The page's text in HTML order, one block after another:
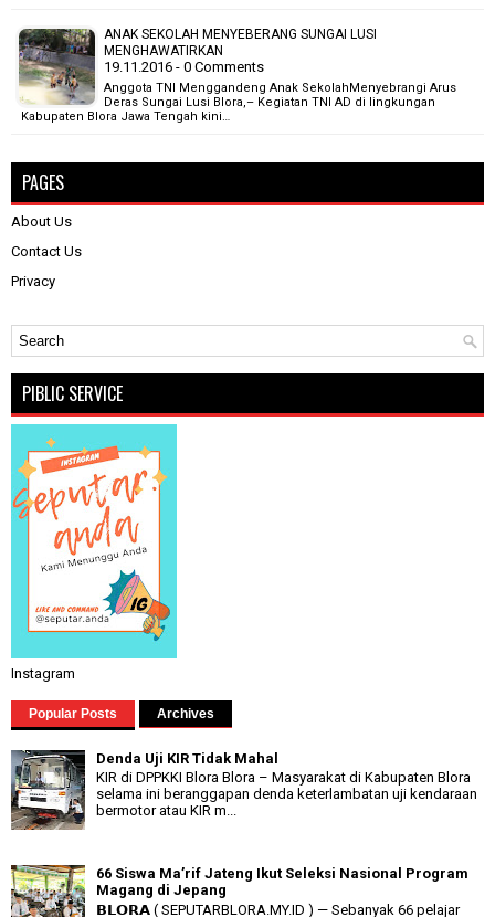
ANAK SEKOLAH MENYEBERANG SUNGAI LUSI
MENGHAWATIRKAN
19.11.2016 - 0 Comments
Anggota TNI Menggandeng Anak SekolahMenyebrangi Arus
Deras Sungai Lusi Blora,– Kegiatan TNI AD di lingkungan
Kabupaten Blora Jawa Tengah kini…
PAGES
About Us
Contact Us
Privacy
PIBLIC SERVICE
Instagram
Popular Posts Archives
Denda Uji KIR Tidak Mahal
KIR di DPPKKI Blora Blora – Masyarakat di Kabupaten Blora
selama ini beranggapan denda keterlambatan uji kendaraan
bermotor atau KIR m...
66 Siswa Ma’rif Jateng Ikut Seleksi Nasional Program
Magang di Jepang
𝗕𝗟𝗢𝗥𝗔 ( SEPUTARBLORA.MY.ID ) — Sebanyak 66 pelajar